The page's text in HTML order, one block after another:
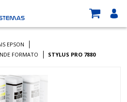
EPSON
FORMATO
STYLUS PRO 7880